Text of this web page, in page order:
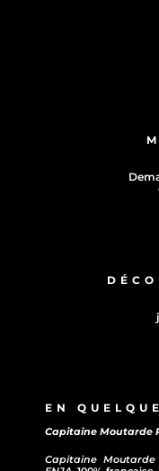
EN
Capitaine Moutarde
Capitaine